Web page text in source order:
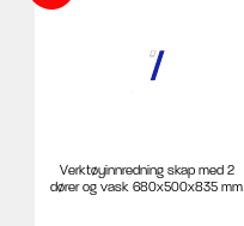
Verktøyinnredning skap med 2
dører og vask 680x500x835 mm